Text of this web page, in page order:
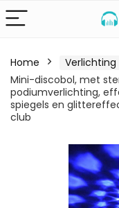
Home Verlichting
Mini-discobol, met
podiumverlichting,
spiegels en
club